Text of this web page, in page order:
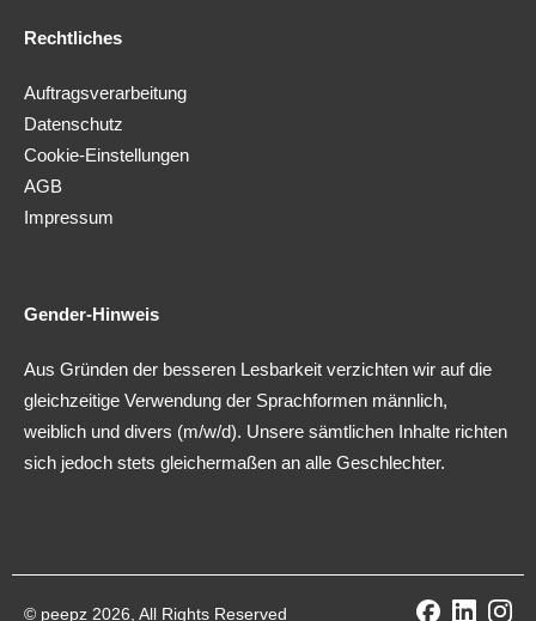
Rechtliches
Auftragsverarbeitung
Datenschutz
Cookie-Einstellungen
AGB
Impressum
Gender-Hinweis
Aus Gründen der besseren Lesbarkeit verzichten wir auf die
gleichzeitige Verwendung der Sprachformen männlich,
weiblich und divers (m/w/d). Unsere sämtlichen Inhalte richten
sich jedoch stets gleichermaßen an alle Geschlechter.
© peepz 2026, All Rights Reserved